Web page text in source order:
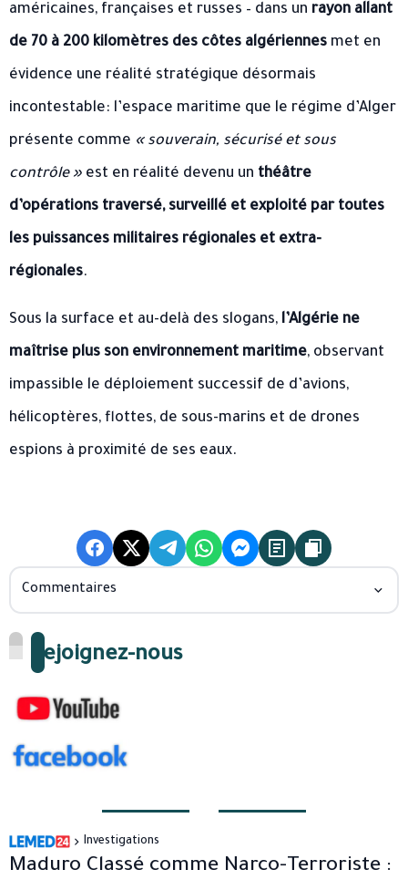
américaines, françaises et russes – dans un rayon allant
de 70 à 200 kilomètres des côtes algériennes met en
évidence une réalité stratégique désormais
incontestable: l’espace maritime que le régime d’Alger
présente comme « souverain, sécurisé et sous
contrôle » est en réalité devenu un théâtre
d’opérations traversé, surveillé et exploité par toutes
les puissances militaires régionales et extra-
régionales.
Sous la surface et au-delà des slogans, l’Algérie ne
maîtrise plus son environnement maritime, observant
impassible le déploiement successif de d’avions,
hélicoptères, flottes, de sous-marins et de drones
espions à proximité de ses eaux.
Commentaires
Rejoignez-nous
Investigations
Maduro Classé comme Narco-Terroriste :